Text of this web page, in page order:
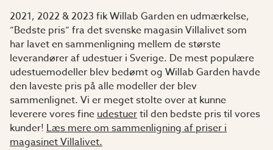
2021, 2022 & 2023 fik Willab Garden en udmærkelse,
”Bedste pris” fra det svenske magasin Villalivet som
har lavet en sammenligning mellem de største
leverandører af udestuer i Sverige. De mest populære
udestuemodeller blev bedømt og Willab Garden havde
den laveste pris på alle modeller der blev
sammenlignet. Vi er meget stolte over at kunne
leverere vores fineudestuertil den bedste pris til vores
kunder! Læs mere om sammenligning af priser i
magasinet Villalivet.